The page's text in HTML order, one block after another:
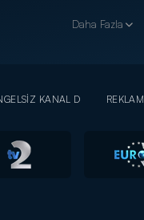
Daha Fazla
KANAL D REKLAM